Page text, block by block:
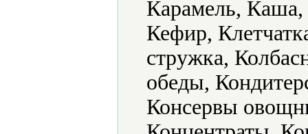
Карамель, Каша,
Кефир,
стружка,
обеды,
Консервы